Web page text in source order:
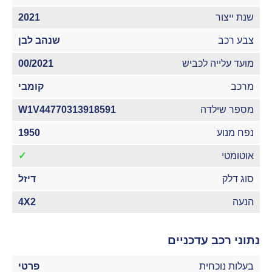
שנת ייצור 2021
צבע רכב שנהב לבן
מועד עלייה לכביש 00/2021
מרכב קומבי
מספר שילדה W1V44770313918591
נפח מנוע 1950
אוטומטי ✓
סוג דלק דיזל
הנעה 4X2
נתוני רכב עדכניים
בעלות נוכחית פרטי